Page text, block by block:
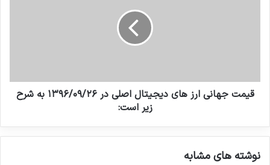
قیمت جهانی ارز های دیجیتال اصلی در ۱۳۹۶/۰۹/۲۶ به شرح
زیر است:
نوشته های مشابه